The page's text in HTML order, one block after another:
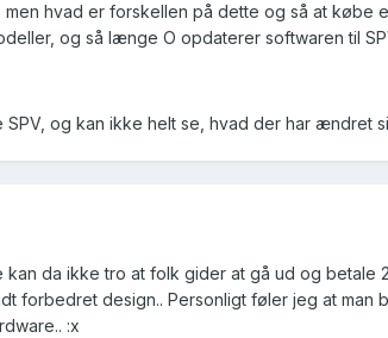
hvad er forskellen på dette og så at købe
og så længe O opdaterer softwaren til
og kan ikke helt se, hvad der har ændret
da ikke tro at folk gider at gå ud og
forbedret design.. Personligt føler jeg at
:x